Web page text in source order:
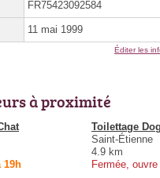
FR75423092584
11 mai 1999
Éditer les
à proximité
19h
Toilettage
Saint-Étienne
4.9 km
Fermée,